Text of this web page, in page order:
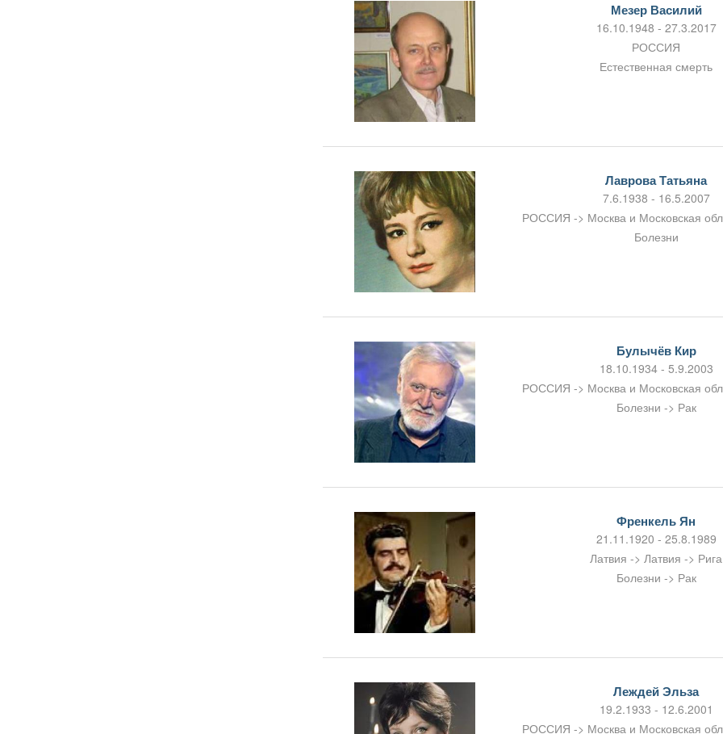
Мезер Василий
16.10.1948 - 27.3.2017
РОССИЯ
Естественная смерть
Лаврова Татьяна
7.6.1938 - 16.5.2007
РОССИЯ -> Москва и Московская
Болезни
Булычёв Кир
18.10.1934 - 5.9.2003
РОССИЯ -> Москва и Московская
Болезни -> Рак
Френкель Ян
21.11.1920 - 25.8.1989
Латвия -> Латвия -> Рига
Болезни -> Рак
Леждей Эльза
19.2.1933 - 12.6.2001
РОССИЯ -> Москва и Московская